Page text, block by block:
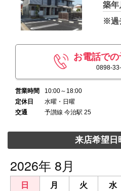
築年
※過
お電話で
0898-
営業時間
10:00～18:00
定休日
水曜・日曜
交通
予讃線 今治駅 25
来店希望日
2026年 8月
日 月 火 水